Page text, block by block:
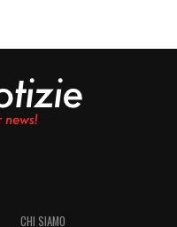
CHI SIAMO